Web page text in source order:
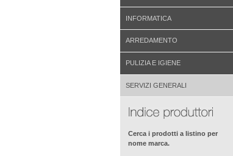
INFORMATICA
ARREDAMENTO
PULIZIA E IGIENE
SERVIZI GENERALI
Cerca i prodotti a listino per
nome marca.